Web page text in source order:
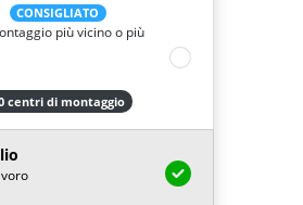
CONSIGLIATO
più vicino o più
centri di montaggio